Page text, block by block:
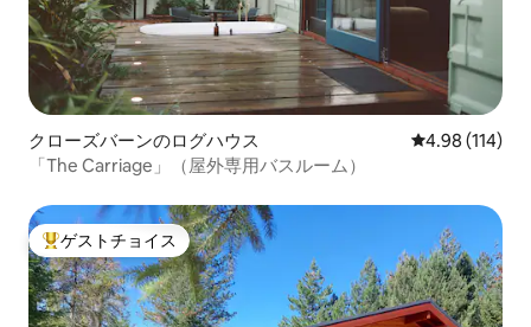
クローズバーンのログハウス レビュー114
4.98 (114)
「The Carriage」（屋外専用バスルーム）
大好評のゲストチョイスです。
ゲストチョイス